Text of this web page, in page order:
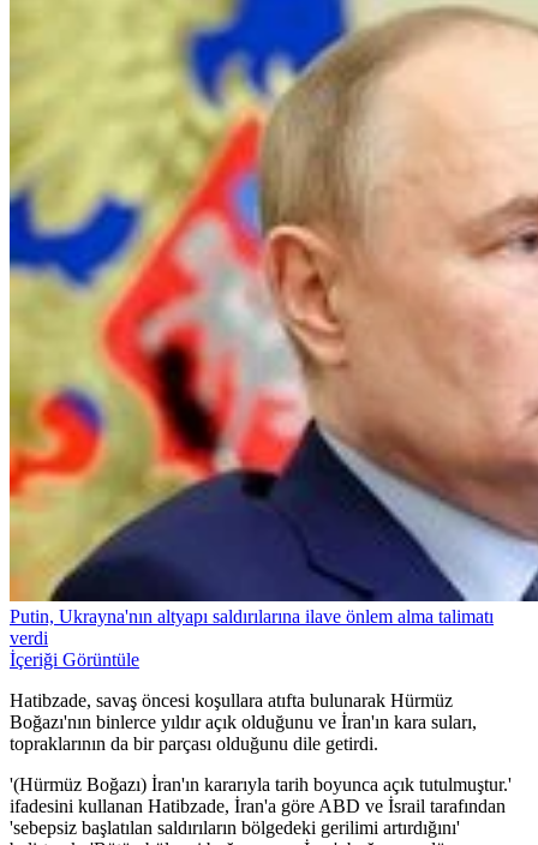
Putin, Ukrayna'nın altyapı saldırılarına ilave önlem alma talimatı
verdi
İçeriği Görüntüle
Hatibzade, savaş öncesi koşullara atıfta bulunarak Hürmüz
Boğazı'nın binlerce yıldır açık olduğunu ve İran'ın kara suları,
topraklarının da bir parçası olduğunu dile getirdi.
'(Hürmüz Boğazı) İran'ın kararıyla tarih boyunca açık tutulmuştur.'
ifadesini kullanan Hatibzade, İran'a göre ABD ve İsrail tarafından
'sebepsiz başlatılan saldırıların bölgedeki gerilimi artırdığını'